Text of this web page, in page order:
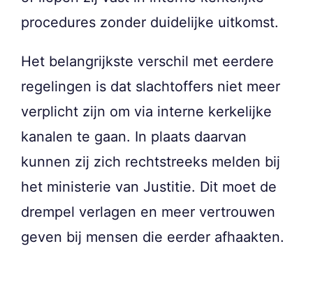
procedures zonder duidelijke uitkomst.
Het belangrijkste verschil met eerdere
regelingen is dat slachtoffers niet meer
verplicht zijn om via interne kerkelijke
kanalen te gaan. In plaats daarvan
kunnen zij zich rechtstreeks melden bij
het ministerie van Justitie. Dit moet de
drempel verlagen en meer vertrouwen
geven bij mensen die eerder afhaakten.